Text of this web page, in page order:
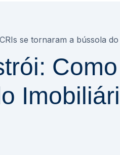
se tornaram a bússola